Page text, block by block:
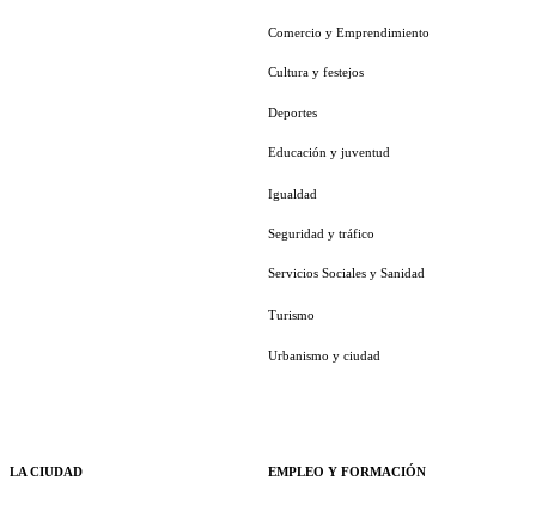
LA CIUDAD
Comercio y Emprendimiento
Cultura y festejos
Deportes
Educación y juventud
Igualdad
Seguridad y tráfico
Servicios Sociales y Sanidad
Turismo
Urbanismo y ciudad
EMPLEO Y FORMACIÓN